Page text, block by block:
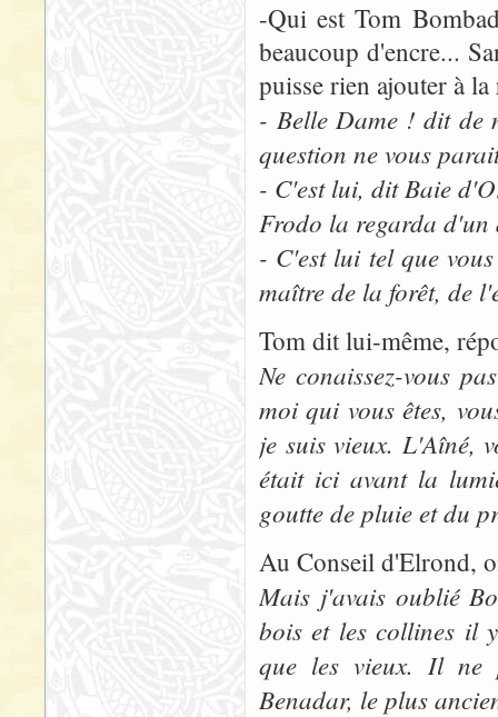
-Qui est Tom
beaucoup d'encre...
puisse rien ajouter à
- Belle Dame ! dit de
question ne vous
- C'est lui, dit Baie
Frodo la regarda
- C'est lui tel que
maître de la forêt, de
Tom dit lui-même,
Ne conaissez-vous
moi qui vous êtes,
je suis vieux. L'Aîné,
était ici avant la
goutte de pluie et du
Au Conseil d'Elrond,
Mais j'avais oublié
bois et les collines il
que les vieux. Il ne
Benadar, le plus